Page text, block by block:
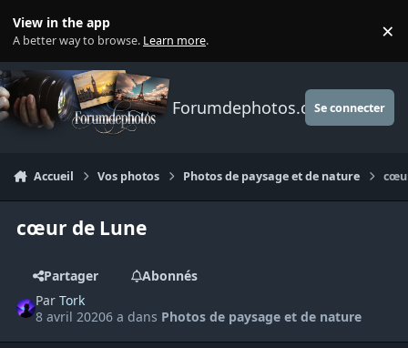
View in the app
A better way to browse. Learn more. ×
Forumdephotos.comSe connecter
Accueil Vos photos Photos de paysage et de nature
cœur de Lune
Partager
Abonnés
ParTork
8 avril 20206 a dans Photos de paysage et de nature